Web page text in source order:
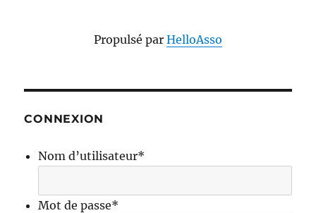
Propulsé par HelloAsso
CONNEXION
Nom d’utilisateur*
Mot de passe*